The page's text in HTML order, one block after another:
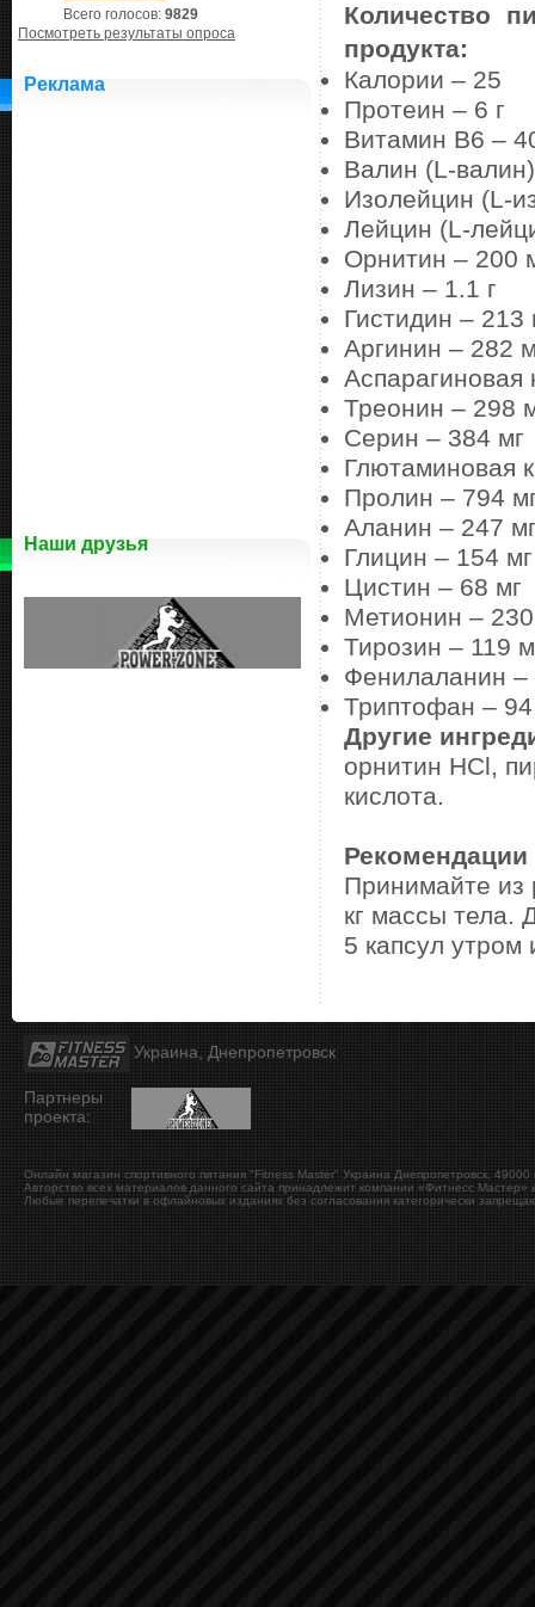
Всего голосов: 9829
Посмотреть результаты опроса
Реклама
Наши друзья
Количество
продукта:
Калории – 25
Протеин – 6 г
Витамин В6 –
Валин (L-
Изолейцин (L-
Лейцин (L-
Орнитин – 200
Лизин – 1.1 г
Гистидин – 213
Аргинин – 282
Аспарагиновая
Треонин – 298
Серин – 384 мг
Глютаминовая
Пролин – 794
Аланин – 247
Глицин – 154 мг
Цистин – 68 мг
Метионин –
Тирозин – 119
Фенилаланин –
Триптофан –
Другие
орнитин HCl,
кислота.
Принимайте из
кг массы тела.
5 капсул утром
Украина, Днепропетровск
Партнеры
проекта:
Онлайн магазин спортивного питания "Fitness Master" Украина Днепропетровск, 49000
Авторство всех материалов данного сайта принадлежит компании «Фитнесс Мастер»
Любые перепечатки в офлайновых изданиях без согласования категорически